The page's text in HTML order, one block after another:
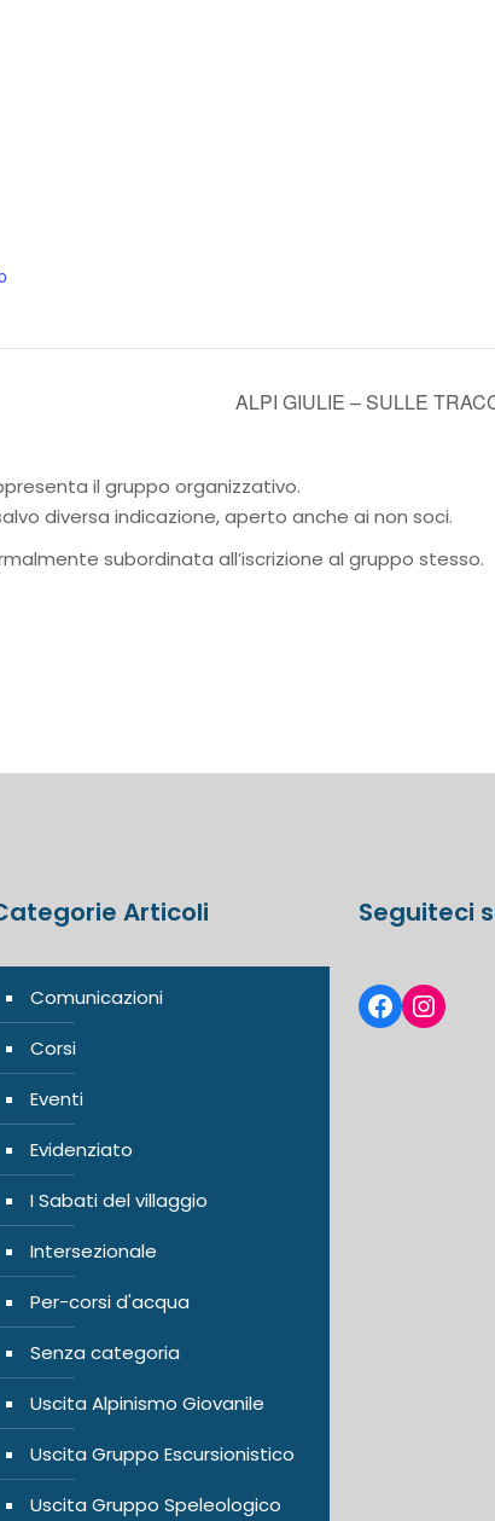
ALPI GIULIE – SULLE
il gruppo organizzativo.
diversa indicazione, aperto anche ai non soci.
subordinata all’iscrizione al gruppo stesso.
Articoli
Comunicazioni
Corsi
Eventi
Evidenziato
I Sabati del villaggio
Intersezionale
Per-corsi d'acqua
Senza categoria
Uscita Alpinismo Giovanile
Uscita Gruppo Escursionistico
Uscita Gruppo Speleologico
Seguiteci
Facebook